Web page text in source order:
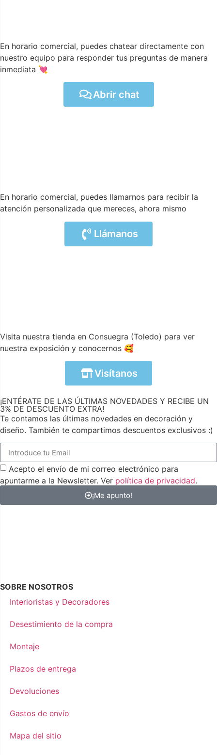
En horario comercial, puedes chatear directamente con
nuestro equipo para responder tus preguntas de manera
inmediata 💘
Abrir chat
En horario comercial, puedes llamarnos para recibir la
atención personalizada que mereces, ahora mismo
Llámanos
Visita nuestra tienda en Consuegra (Toledo) para ver
nuestra exposición y conocernos 🥰
Visítanos
¡ENTÉRATE DE LAS ÚLTIMAS NOVEDADES Y RECIBE UN
3% DE DESCUENTO EXTRA!
Te contamos las últimas novedades en decoración y
diseño. También te compartimos descuentos exclusivos :)
Acepto el envío de mi correo electrónico para
apuntarme a la Newsletter. Ver política de privacidad.
¡Me apunto!
SOBRE NOSOTROS
Interioristas y Decoradores
Desestimiento de la compra
Montaje
Plazos de entrega
Devoluciones
Gastos de envío
Mapa del sitio